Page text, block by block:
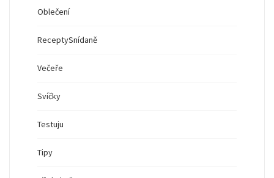
Oblečení
ReceptySnídaně
Večeře
Svíčky
Testuju
Tipy